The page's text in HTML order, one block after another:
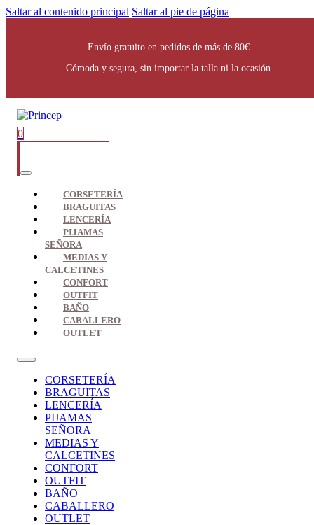
Saltar al contenido principal Saltar al pie de página
Envío gratuito en pedidos de más de 80€
Cómoda y segura, sin importar la talla ni la ocasión
0
CORSETERÍA
BRAGUITAS
LENCERÍA
PIJAMAS
SEÑORA
MEDIAS Y
CALCETINES
CONFORT
OUTFIT
BAÑO
CABALLERO
OUTLET
CORSETERÍA
BRAGUITAS
LENCERÍA
PIJAMAS
SEÑORA
MEDIAS Y
CALCETINES
CONFORT
OUTFIT
BAÑO
CABALLERO
OUTLET